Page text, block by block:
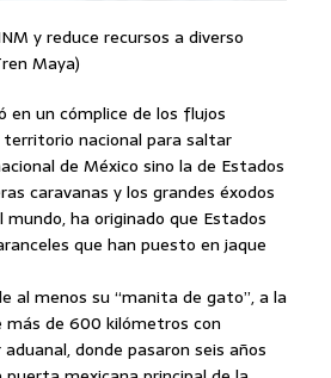
y reduce recursos a diverso
Maya)
en un cómplice de los flujos
nacional para saltar
de México sino la de Estados
caravanas y los grandes éxodos
ha originado que Estados
que han puesto en jaque
al menos su “manita de gato”, a la
de 600 kilómetros con
donde pasaron seis años